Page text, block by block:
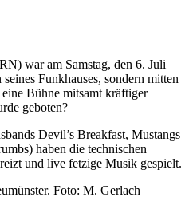
war am Samstag, den 6. Juli
Funkhauses, sondern mitten
Bühne mitsamt kräftiger
geboten?
Devil’s Breakfast, Mustangs
haben die technischen
und live fetzige Musik gespielt.
Foto: M. Gerlach